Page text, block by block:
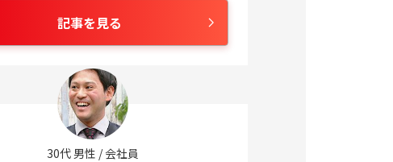
記事を見る
30代男性 /会社員